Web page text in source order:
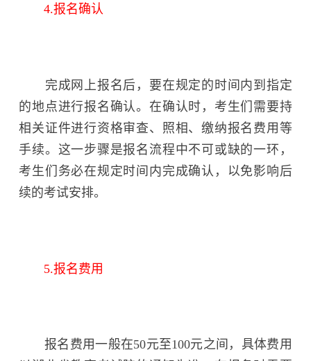
4.报名确认
完成网上报名后，要在规定的时间内到指定
的地点进行报名确认。在确认时，考生们需要持
相关证件进行资格审查、照相、缴纳报名费用等
手续。这一步骤是报名流程中不可或缺的一环，
考生们务必在规定时间内完成确认，以免影响后
续的考试安排。
5.报名费用
报名费用一般在50元至100元之间，具体费用